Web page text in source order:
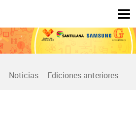
Noticias Ediciones anteriores